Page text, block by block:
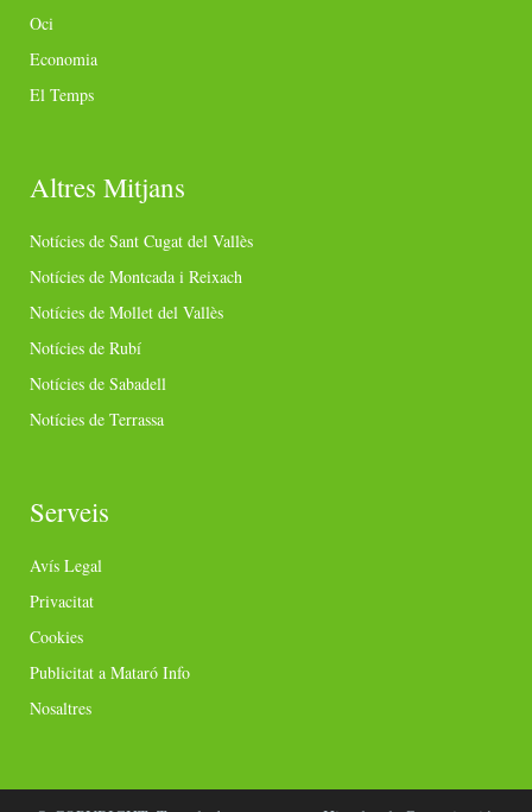
Oci
Economia
El Temps
Altres Mitjans
Notícies de Sant Cugat del Vallès
Notícies de Montcada i Reixach
Notícies de Mollet del Vallès
Notícies de Rubí
Notícies de Sabadell
Notícies de Terrassa
Serveis
Avís Legal
Privacitat
Cookies
Publicitat a Mataró Info
Nosaltres